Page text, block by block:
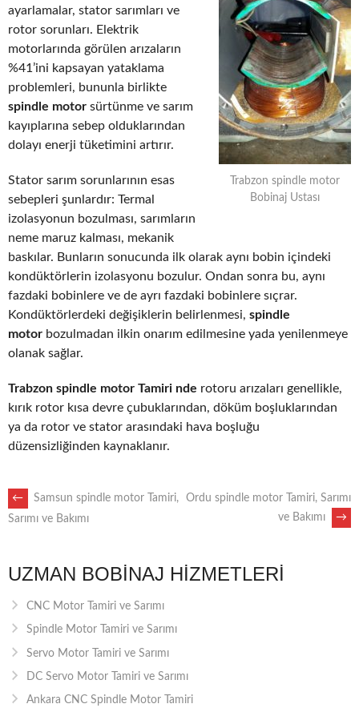
Trabzon spindle motor
Bobinaj Ustası
ayarlamalar, stator sarımları ve
rotor sorunları. Elektrik
motorlarında görülen arızaların
%41’ini kapsayan yataklama
problemleri, bununla birlikte
spindle motor sürtünme ve sarım
kayıplarına sebep olduklarından
dolayı enerji tüketimini artırır.
Stator sarım sorunlarının esas
sebepleri şunlardır: Termal
izolasyonun bozulması, sarımların
neme maruz kalması, mekanik
baskılar. Bunların sonucunda ilk olarak aynı bobin içindeki
kondüktörlerin izolasyonu bozulur. Ondan sonra bu, aynı
fazdaki bobinlere ve de ayrı fazdaki bobinlere sıçrar.
Kondüktörlerdeki değişiklerin belirlenmesi, spindle
motor bozulmadan ilkin onarım edilmesine yada yenilenmeye
olanak sağlar.
Trabzon spindle motor Tamiri nde rotoru arızaları genellikle,
kırık rotor kısa devre çubuklarından, döküm boşluklarından
ya da rotor ve stator arasındaki hava boşluğu
düzensizliğinden kaynaklanır.
POST
←
Samsun spindle motor Tamiri,
Sarımı ve Bakımı
Ordu spindle motor Tamiri, Sarımı
ve Bakımı
→
UZMAN BOBINAJ HIZMETLERI
CNC Motor Tamiri ve Sarımı
Spindle Motor Tamiri ve Sarımı
Servo Motor Tamiri ve Sarımı
DC Servo Motor Tamiri ve Sarımı
Ankara CNC Spindle Motor Tamiri